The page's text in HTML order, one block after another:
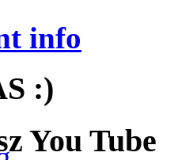
info
:)
You Tube